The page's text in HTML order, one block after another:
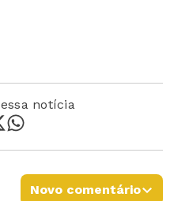
notícia
Novo comentário